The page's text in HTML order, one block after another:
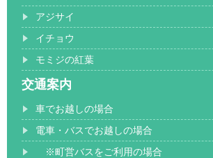
アジサイ
イチョウ
モミジの紅葉
交通案内
車でお越しの場合
電車・バスでお越しの場合
※町営バスをご利用の場合